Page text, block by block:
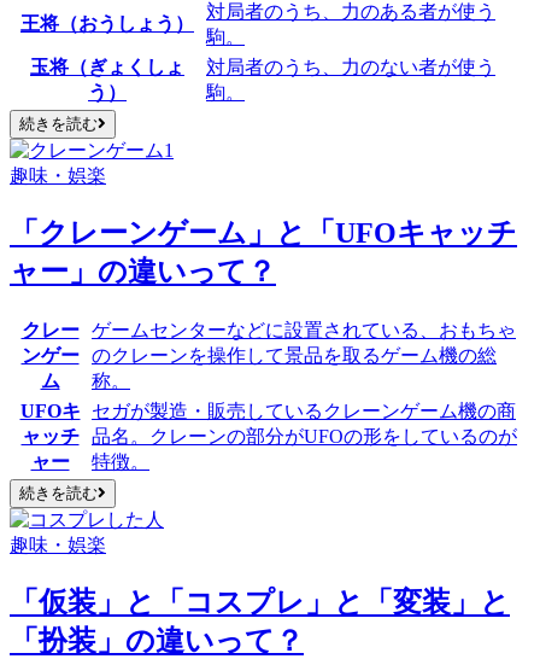
王将（おうしょう）
対局者のうち、力のある者が使う
駒。
玉将（ぎょくしょ
う）
対局者のうち、力のない者が使う
駒。
続きを読む
趣味・娯楽
「クレーンゲーム」と「UFOキャッチ
ャー」の違いって？
クレー
ンゲー
ム
ゲームセンターなどに設置されている、おもちゃ
のクレーンを操作して景品を取るゲーム機の総
称。
UFOキ
ャッチ
ャー
セガが製造・販売しているクレーンゲーム機の商
品名 。 クレーンの部分がUFOの形をしているのが
特徴。
続きを読む
趣味・娯楽
「仮装」と「コスプレ」と「変装」と
「扮装」の違いって？